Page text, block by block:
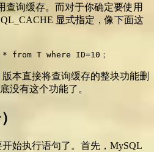
查询缓存。而对于你确定要使用
显式指定，像下面这
* from T where ID=10；
本直接将查询缓存的整块功能删
没有这个功能了。
始执行语句了。首先，MySQL